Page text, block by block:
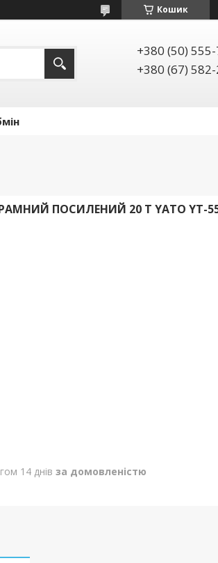
Кошик
+380 (50)
+380 (67)
ПОСИЛЕНИЙ 20 Т YATO YT-
14 днів за домовленістю